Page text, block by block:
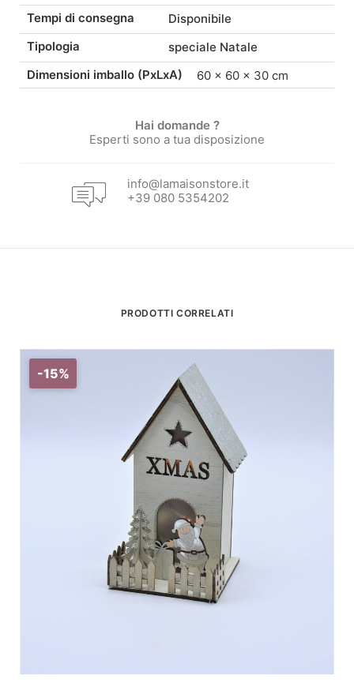
quantità
43,00 €. 36,55 €.
Tempi di consegna
Disponibile
Tipologia
speciale Natale
Dimensioni imballo (PxLxA)
60 × 60 × 30 cm
Hai domande ?
Esperti sono a tua disposizione
info@lamaisonstore.it
+39 080 5354202
PRODOTTI CORRELATI
-15%